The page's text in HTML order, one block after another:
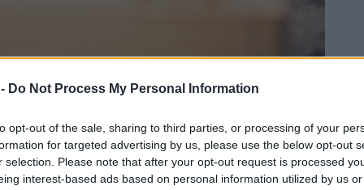
Do Not Process My Personal Information
opt-out of the sale, sharing to third parties, or processing of your
for targeted advertising by us, please use the below opt-out
selection. Please note that after your opt-out request is processed
interest-based ads based on personal information utilized by us
dobrovolníky vytvořili hlavní zázemí pro budoucí zahradníky.
koně, včely, možná i slepice. Je zahrada v Krči